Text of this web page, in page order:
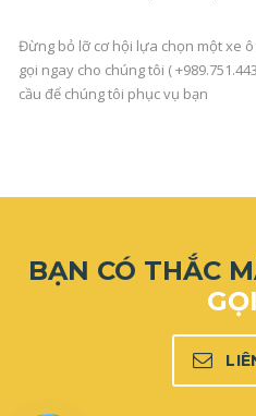
Đừng bỏ lỡ cơ hội lựa chọn một xe
gọi ngay cho chúng tôi (
cầu để chúng tôi phục vụ bạn
BẠN CÓ THẮC